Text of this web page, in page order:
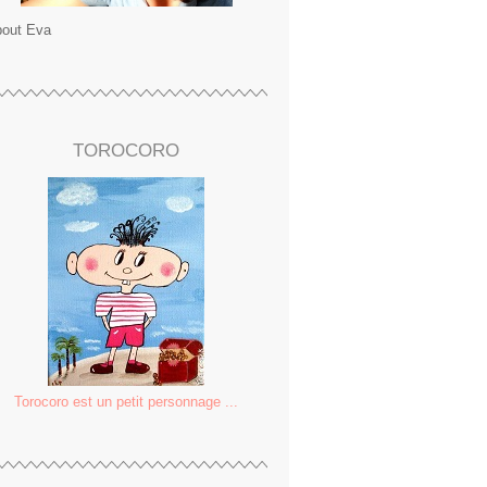
Eva
TOROCORO
Torocoro est un petit personnage ...